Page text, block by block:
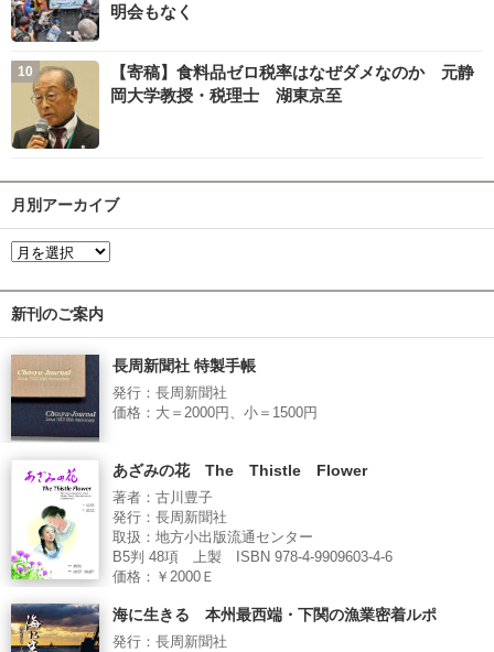
明会もなく
【寄稿】食料品ゼロ税率はなぜダメなのか 元静
岡大学教授・税理士 湖東京至
月別アーカイブ
新刊のご案内
長周新聞社 特製手帳
発行：長周新聞社
価格：大＝2000円、小＝1500円
あざみの花 The Thistle Flower
著者：古川豊子
発行：長周新聞社
取扱：地方小出版流通センター
B5判 48項 上製 ISBN 978-4-9909603-4-6
価格：￥2000Ｅ
海に生きる 本州最西端・下関の漁業密着ルポ
発行：長周新聞社